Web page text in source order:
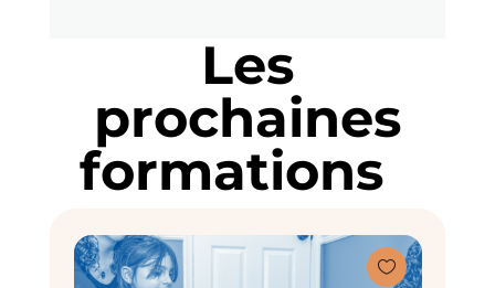
Les
prochaines
formations
